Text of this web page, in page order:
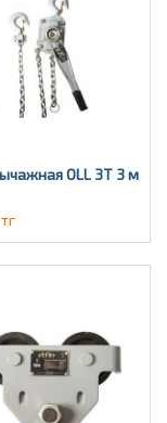
OLL 3T 3 м